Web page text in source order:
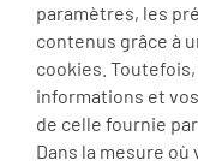
paramètres, les
contenus grâce à
cookies.
informations et
de celle fournie
Dans la mesure